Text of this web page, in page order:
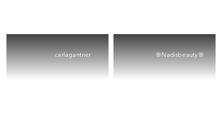
carlagantner 🌸Nadisbeauty🌸